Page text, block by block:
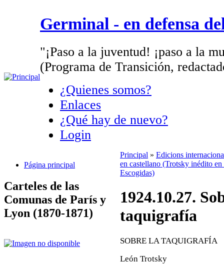
Germinal - en defensa
"¡Paso a la juventud! ¡paso a la
(Programa de Transición,
¿Quienes somos?
Enlaces
¿Qué hay de nuevo?
Login
Página principal
Carteles de las
Comunas de París y
Lyon (1870-1871)
Principal » Edicions
en castellano (Trotsky inédito
Escogidas)
1924.10.27.
taquigrafía
SOBRE LA TAQUIGRAFÍA
León Trotsky